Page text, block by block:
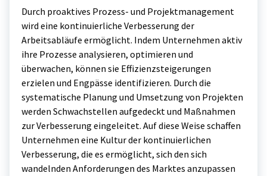
Durch proaktives Prozess- und Projektmanagement
wird eine kontinuierliche Verbesserung der
Arbeitsabläufe ermöglicht. Indem Unternehmen aktiv
ihre Prozesse analysieren, optimieren und
überwachen, können sie Effizienzsteigerungen
erzielen und Engpässe identifizieren. Durch die
systematische Planung und Umsetzung von Projekten
werden Schwachstellen aufgedeckt und Maßnahmen
zur Verbesserung eingeleitet. Auf diese Weise schaffen
Unternehmen eine Kultur der kontinuierlichen
Verbesserung, die es ermöglicht, sich den sich
wandelnden Anforderungen des Marktes anzupassen